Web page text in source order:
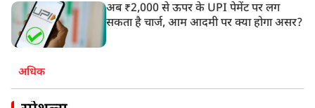
अब ₹2,000 से ऊपर के UPI पेमेंट पर लग
सकता है चार्ज, आम आदमी पर क्या होगा असर?
अधिक